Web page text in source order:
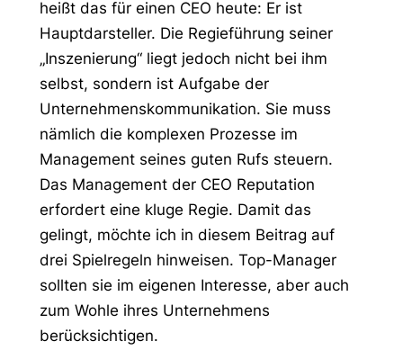
heißt das für einen CEO heute: Er ist
Hauptdarsteller. Die Regieführung seiner
„Inszenierung“ liegt jedoch nicht bei ihm
selbst, sondern ist Aufgabe der
Unternehmenskommunikation. Sie muss
nämlich die komplexen Prozesse im
Management seines guten Rufs steuern.
Das Management der CEO Reputation
erfordert eine kluge Regie. Damit das
gelingt, möchte ich in diesem Beitrag auf
drei Spielregeln hinweisen. Top-Manager
sollten sie im eigenen Interesse, aber auch
zum Wohle ihres Unternehmens
berücksichtigen.